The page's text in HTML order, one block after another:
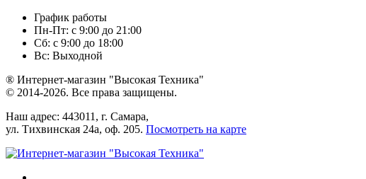
График работы
Пн-Пт: с 9:00 до 21:00
Сб: с 9:00 до 18:00
Вс: Выходной
® Интернет-магазин "Высокая Техника"
© 2014-2026. Все права защищены.
Наш адрес: 443011, г. Самара,
ул. Тихвинская 24а, оф. 205. Посмотреть на карте